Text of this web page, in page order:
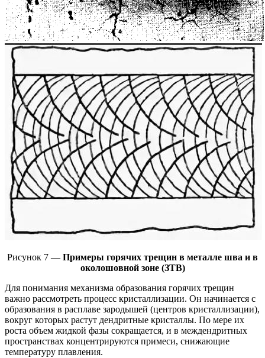
Рисунок 7 — Примеры горячих трещин в металле шва и в
околошовной зоне (ЗТВ)
Для понимания механизма образования горячих трещин
важно рассмотреть процесс кристаллизации. Он начинается с
образования в расплаве зародышей (центров кристаллизации),
вокруг которых растут дендритные кристаллы. По мере их
роста объем жидкой фазы сокращается, и в междендритных
пространствах концентрируются примеси, снижающие
температуру плавления.